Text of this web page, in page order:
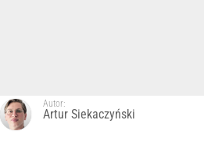
Autor:
Artur Siekaczyński